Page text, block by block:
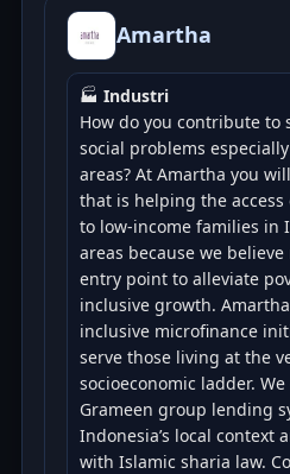
Amartha
🏭 Industri
How do you contribute to
social problems
areas? At Amartha you
that is helping the access
to low-income families in
areas because we
entry point to alleviate
inclusive growth.
inclusive microfinance
serve those living at the
socioeconomic ladder.
Grameen group lending
Indonesia’s local context
with Islamic sharia law.